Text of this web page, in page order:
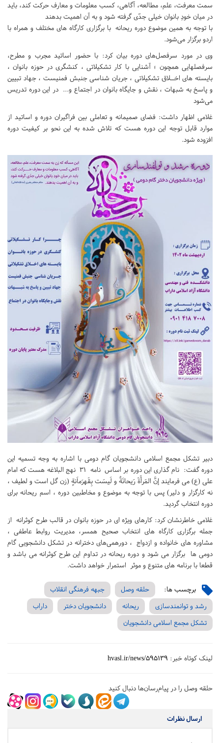
سمت معرفت، علم، مطالعه، آگاهی، کسب معلومات و معارف حرکت کند، باید
در میان خودِ بانوان خیلی جدّی گرفته شود و به آن اهمیت بدهند
با توجه به همین موضوع دوره ریحانه با برگزاری کارگاه های مختلف و همراه با
اردو برگزار می‌شود.
وی در مورد سرفصل‌های دوره بیان کرد: با حضور اساتید مجرب و مطرح،
سرفصل‎هایی همچون ؛ آشنایی با کار تشکیلاتی ، کنشگری در حوزه بانوان ،
بایسته های اخــلاق تشکیلاتی ، جریان شناسی جنبش فمنیست ، جهاد تبیین
و پاسخ به شبهات ، نقش و جایگاه بانوان در اجتماع و... در این دوره تدریس
می‌شود
غلامی اظهار داشت: فضای صمیمانه و تعاملی بین فراگیران دوره و اساتید از
موارد قابل توجه این دوره هست که تلاش شده به این نحو بر کیفیت دوره
افزوده شود.
دبیر تشکل مجمع اسلامی دانشجویان گام دومی با اشاره به وجه تسمیه این
دوره گفت: نام گذاری این دوره بر اساس نامه ۳۱ نهج البلاغه هست که امام
علی (ع) می فرمایند إنَّ المَرأَةَ رَیحانَةٌ و لَیسَت بِقَهرَماَنةٍ (زن گل است و لطیف ،
نه کارگزار و دلیر) پس با توجه به موضوع و مخاطبین دوره ، اسم ریحانه برای
دوره انتخاب گردید.
غلامی خاطرنشان کرد: کارهای ویژه ای در حوزه بانوان در قالب طرح کوثرانه از
جمله برگزاری کارگاه های انتخاب صحیح همسر، مدیریت روابط عاطفی ،
مشاوره های خانواده و ازدواج ، دورهمی‌های دخترانه در تشکل دانشجویی گام
دومی ها برگزار می شود و دوره ریحانه در تداوم این طرح کوثرانه می باشد و
قطعا با برنامه های متنوع و موثر استمرار خواهد داشت.
برچسب ها: حلقه وصل
جبهه فرهنگی انقلاب
رشد و توانمندسازی
ریحانه دانشجویان دختر
داراب
تشکل مجمع اسلامی دانشجویان
لینک کوتاه خبر: hvasl.ir/news/595139
حلقه وصل را در پیام‌رسان‌ها دنبال کنید
ارسال نظرات